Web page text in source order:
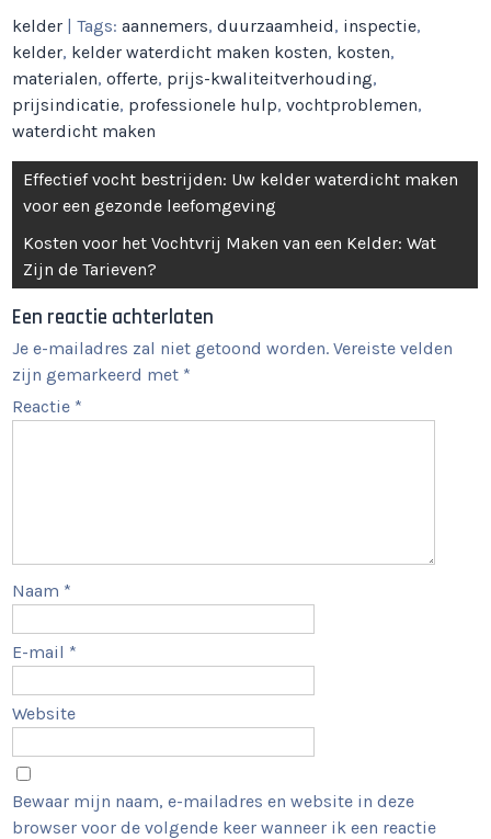
kelder | Tags:aannemers,duurzaamheid, inspectie,
kelder, kelder waterdicht maken kosten, kosten,
materialen,offerte, prijs-kwaliteitverhouding,
prijsindicatie, professionele hulp,vochtproblemen,
waterdicht maken
Berichtnavigatie
Effectief vocht bestrijden: Uw kelder waterdicht maken
voor een gezonde leefomgeving
Kosten voor het Vochtvrij Maken van een Kelder: Wat
Zijn de Tarieven?
Een reactie achterlaten
Je e-mailadres zal niet getoond worden. Vereiste velden
zijn gemarkeerd met *
Reactie *
Naam *
E-mail *
Website
Bewaar mijn naam, e-mailadres en website in deze
browser voor de volgende keer wanneer ik een reactie